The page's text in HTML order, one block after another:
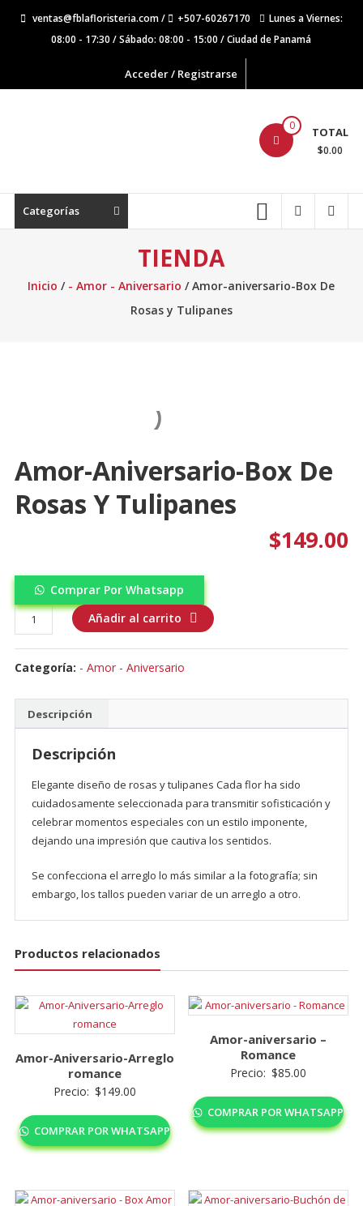
contenido
ventas@fblafloristeria.com / +507-60267170
Lunes a Viernes:
08:00 - 17:30 / Sábado: 08:00 - 15:00 / Ciudad de Panamá
Acceder / Registrarse
0 TOTAL
$0.00
Categorías
TIENDA
Inicio / - Amor - Aniversario / Amor-aniversario-Box De
Rosas y Tulipanes
Amor-Aniversario-Box De
Rosas Y Tulipanes
$149.00
Comprar Por Whatsapp
Amor-
aniversario-
Box
De
Tulipanes
Añadir al carrito
Categoría: - Amor - Aniversario
Descripción
Descripción
Elegante diseño de rosas y tulipanes Cada flor ha sido
cuidadosamente seleccionada para transmitir sofisticación y
celebrar momentos especiales con un estilo imponente,
dejando una impresión que cautiva los sentidos.
Se confecciona el arreglo lo más similar a la fotografía; sin
embargo, los tallos pueden variar de un arreglo a otro.
Productos relacionados
Amor-Aniversario-Arreglo
romance
Precio: $149.00
COMPRAR POR WHATSAPP
Amor-aniversario –
Romance
Precio: $85.00
COMPRAR POR WHATSAPP